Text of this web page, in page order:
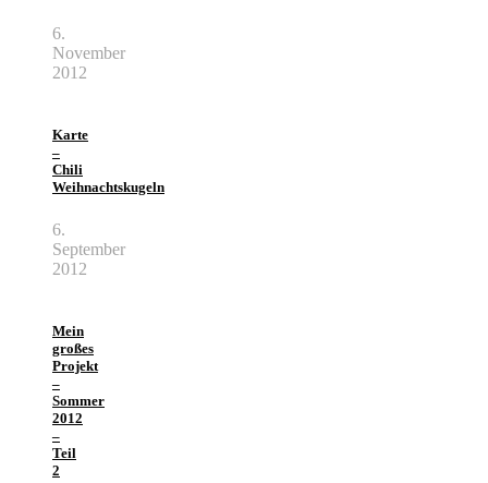
6.
November
2012
Karte
–
Chili
Weihnachtskugeln
6.
September
2012
Mein
großes
Projekt
–
Sommer
2012
–
Teil
2